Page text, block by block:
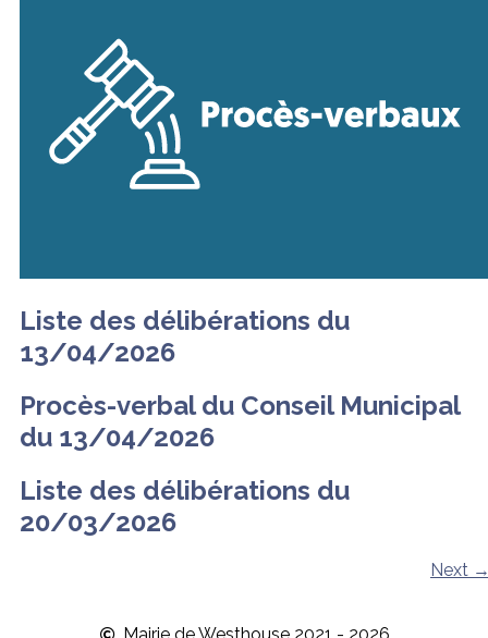
Liste des délibérations du
13/04/2026
Procès-verbal du Conseil Municipal
du 13/04/2026
Liste des délibérations du
20/03/2026
Next